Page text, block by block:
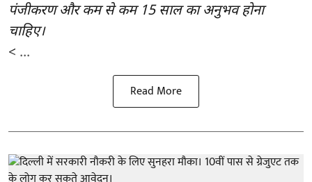
पंजीकरण और कम से कम 15 साल का अनुभव होना
चाहिए।
< ...
Read More